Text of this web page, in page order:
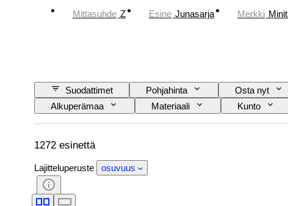
Mittasuhde Z Esine Junasarja Merkki
Suodattimet Pohjahinta Osta nyt
Alkuperämaa
Materiaali Kunto
Rautatieyhtiä
Aikakausi
1272 esinettä
Lajitteluperuste osuvuus